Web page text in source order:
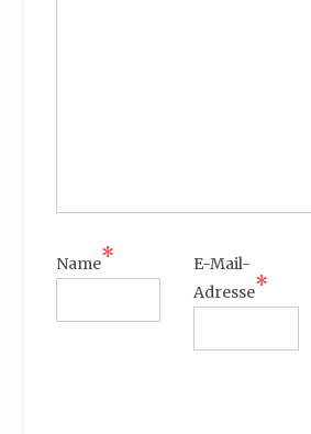
Name*
E-Mail-
Adresse*